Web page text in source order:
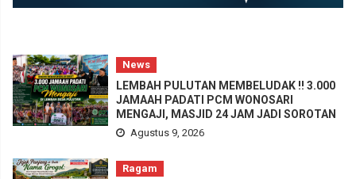
News
LEMBAH PULUTAN MEMBELUDAK !! 3.000
JAMAAH PADATI PCM WONOSARI
MENGAJI, MASJID 24 JAM JADI SOROTAN
Agustus 9, 2026
Ragam